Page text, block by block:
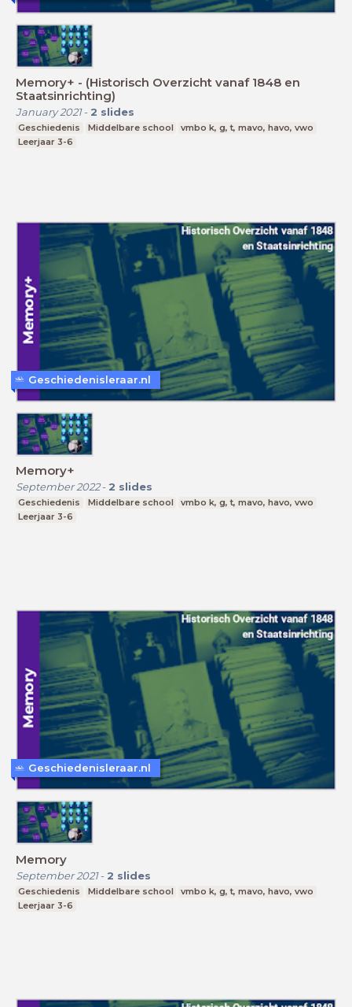
Memory+ - (Historisch Overzicht vanaf 1848 en
Staatsinrichting)
January 2021- 2 slides
Geschiedenis Middelbare school
vmbo k, g, t, mavo, havo, vwo
Leerjaar 3-6
Memory+
September 2022- 2 slides
Geschiedenis Middelbare school
vmbo k, g, t, mavo, havo, vwo
Leerjaar 3-6
Geschiedenisleraar.nl
Memory
September 2021- 2 slides
Geschiedenis Middelbare school
vmbo k, g, t, mavo, havo, vwo
Leerjaar 3-6
Geschiedenisleraar.nl